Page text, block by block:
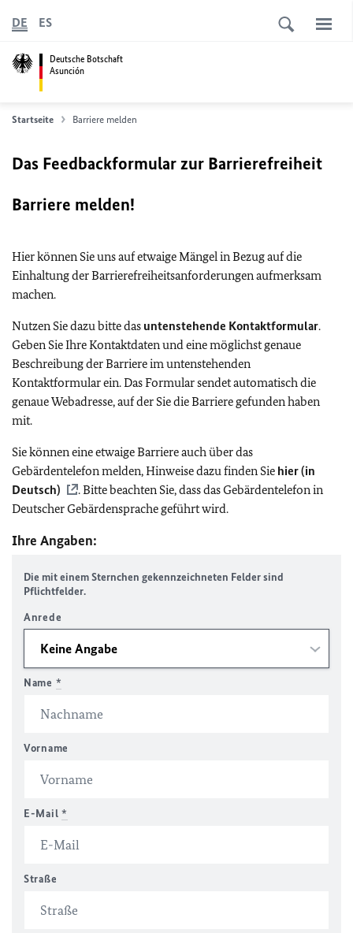
Deutsche Botschaft
Asunción
DE ES
Startseite Barriere melden
Das Feedbackformular zur Barrierefreiheit
Barriere melden!
Hier können Sie uns auf etwaige Mängel in Bezug auf die
Einhaltung der Barrierefreiheitsanforderungen aufmerksam
machen.
Nutzen Sie dazu bitte das untenstehende Kontaktformular.
Geben Sie Ihre Kontaktdaten und eine möglichst genaue
Beschreibung der Barriere im untenstehenden
Kontaktformular ein. Das Formular sendet automatisch die
genaue Webadresse, auf der Sie die Barriere gefunden haben
mit.
Sie können eine etwaige Barriere auch über das
Gebärdentelefon melden, Hinweise dazu finden Sie hier (in
Deutsch)
. Bitte beachten Sie, dass das Gebärdentelefon in
Deutscher Gebärdensprache geführt wird.
Ihre Angaben:
Die mit einem Sternchen gekennzeichneten Felder sind
Pflichtfelder.
Anrede
Name *
Vorname
E-Mail *
Straße